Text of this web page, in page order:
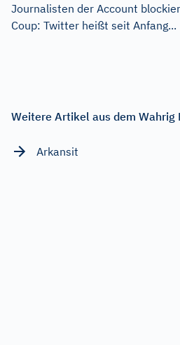
Journalisten der Account
Coup: Twitter heißt seit Anfang...
Weitere Artikel aus dem
Arkansit